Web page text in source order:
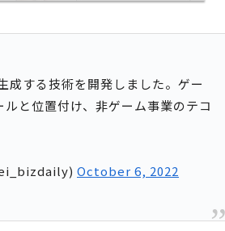
成する技術を開発しました。ゲー
と位置付け、非ゲーム事業のテコ
October 6, 2022